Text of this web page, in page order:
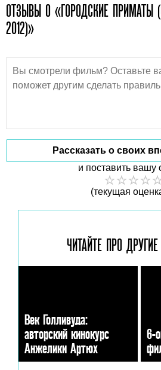
ОТЗЫВЫ О «ГОРОДСКИЕ ПРИМАТЫ
2012)»
Рассказать о своих
и поставить вашу
(текущая
ЧИТАЙТЕ ПРО ДРУГИЕ
Век Голливуда:
авторский кинокурс
Анжелики Артюх
6-